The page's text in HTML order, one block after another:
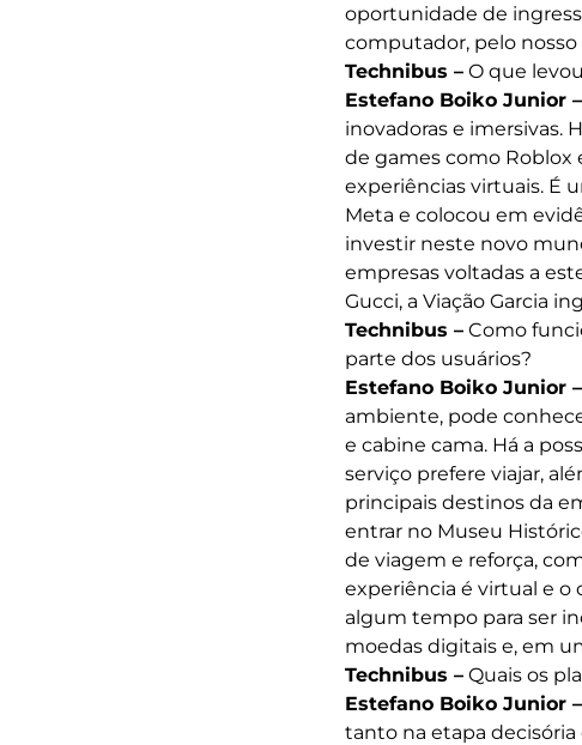
oportunidade de
computador, pelo nosso
Technibus – O que
Estefano Boiko Junior –
inovadoras e imersivas.
de games como Roblox
experiências virtuais. É
Meta e colocou em
investir neste novo
empresas voltadas a
Gucci, a Viação Garcia
Technibus – Como
parte dos usuários?
Estefano Boiko Junior –
ambiente, pode
e cabine cama. Há a
serviço prefere viajar,
principais destinos da
entrar no Museu
de viagem e reforça,
experiência é virtual e o
algum tempo para ser
moedas digitais e, em
Technibus – Quais os
Estefano Boiko Junior –
tanto na etapa